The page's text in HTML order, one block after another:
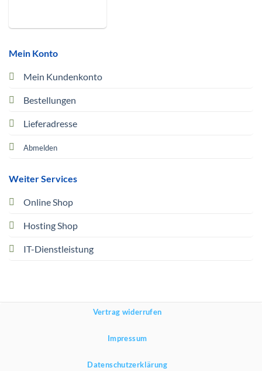
Mein Konto
Mein Kundenkonto
Bestellungen
Lieferadresse
Abmelden
Weiter Services
Online Shop
Hosting Shop
IT-Dienstleistung
Vertrag widerrufen
Impressum
Datenschutzerklärung